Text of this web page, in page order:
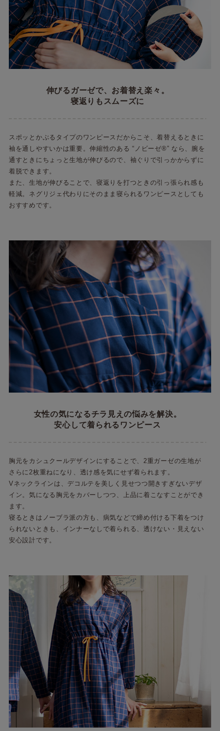
伸びるガーゼで、お着替え楽々。
寝返りもスムーズに
スポッとかぶるタイプのワンピースだからこそ、着替えるときに
袖を通しやすいかは重要。伸縮性のある “ノビーゼ®” なら、腕を
通すときにちょっと生地が伸びるので、袖ぐりで引っかからずに
着脱できます。
また、生地が伸びることで、寝返りを打つときの引っ張られ感も
軽減。ネグリジェ代わりにそのまま寝られるワンピースとしても
おすすめです。
女性の気になるチラ見えの悩みを解決。
安心して着られるワンピース
胸元をカシュクールデザインにすることで、2重ガーゼの生地が
さらに2枚重ねになり、透け感を気にせず着られます。
Vネックラインは、デコルテを美しく見せつつ開きすぎないデザ
イン。気になる胸元をカバーしつつ、上品に着こなすことができ
ます。
寝るときはノーブラ派の方も、病気などで締め付ける下着をつけ
られないときも、インナーなしで着られる、透けない・見えない
安心設計です。